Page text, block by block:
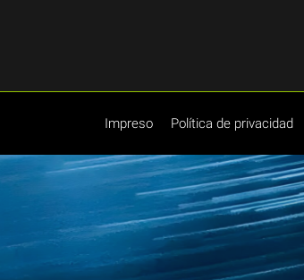
Impreso Política de privacidad